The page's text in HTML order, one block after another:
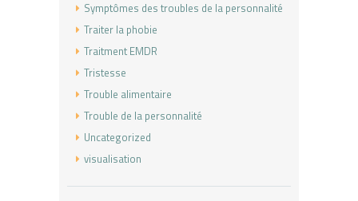
Symptômes des troubles de la personnalité
Traiter la phobie
Traitment EMDR
Tristesse
Trouble alimentaire
Trouble de la personnalité
Uncategorized
visualisation